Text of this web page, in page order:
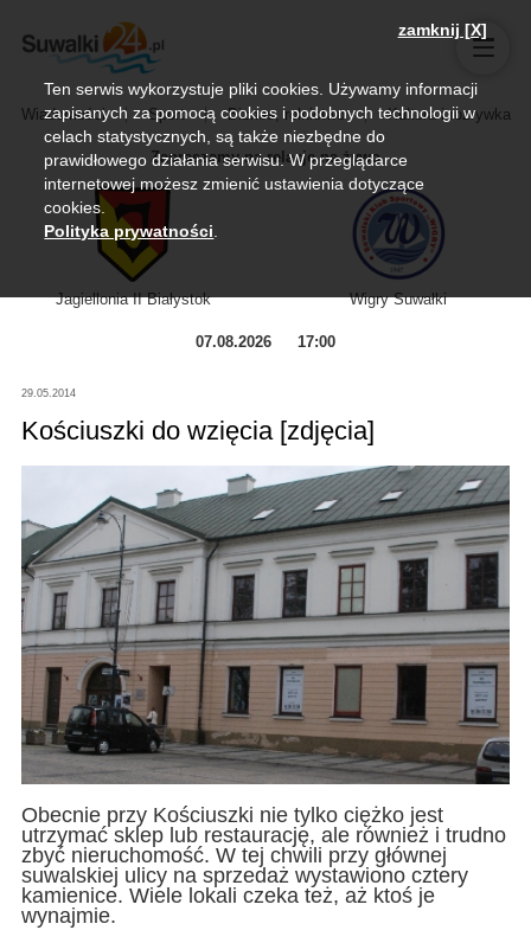
Wiadomości Sport Biznes, rolnictwo Kultura i rozrywka
Zapraszamy na relację na żywo
Jagiellonia II Białystok Wigry Suwałki
07.08.2026 17:00
29.05.2014
Kościuszki do wzięcia [zdjęcia]
Obecnie przy Kościuszki nie tylko ciężko jest
utrzymać sklep lub restaurację, ale również i trudno
zbyć nieruchomość. W tej chwili przy głównej
suwalskiej ulicy na sprzedaż wystawiono cztery
kamienice. Wiele lokali czeka też, aż ktoś je
wynajmie.
zamknij [X]
Ten serwis wykorzystuje pliki cookies. Używamy informacji
zapisanych za pomocą cookies i podobnych technologii w
celach statystycznych, są także niezbędne do
prawidłowego działania serwisu. W przeglądarce
internetowej możesz zmienić ustawienia dotyczące
cookies.
Polityka prywatności